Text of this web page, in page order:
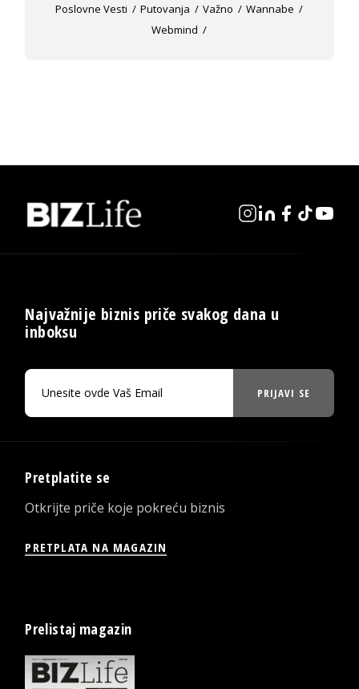
Poslovne Vesti
Putovanja Važno
Wannabe
Webmind
Najvažnije biznis priče svakog dana u
inboksu
PRIJAVI SE
Pretplatite se
Otkrijte priče koje pokreću biznis
PRETPLATA NA MAGAZIN
Prelistaj magazin